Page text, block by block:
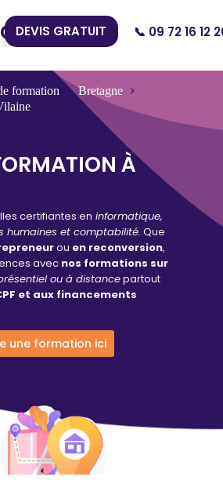
DEVIS GRATUIT 📞 09 72 16 12
formation
Bretagne
À
certifiantes en informatique,
humaines et comptabilité. Que
ou en reconversion,
avec nos formations sur
ou à distancepartout
et aux financements
une formation ici